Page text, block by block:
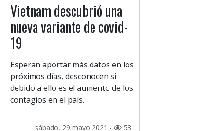
Vietnam descubrió una
nueva variante de covid-
19
Esperan aportar más datos en los
próximos días, desconocen si
debido a ello es el aumento de los
contagios en el país.
sábado, 29 mayo 2021 - 53